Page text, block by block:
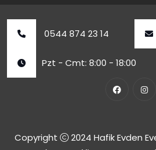
0544 874 23 14
Pzt - Cmt: 8:00 - 18:00
Copyright 2024 Hafik Evden